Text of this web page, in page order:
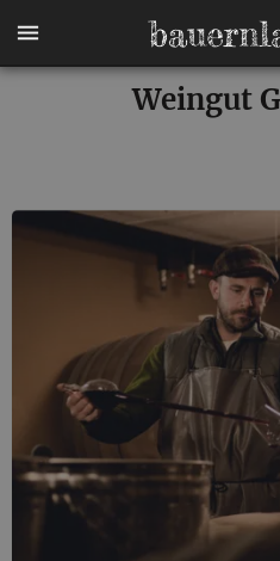
Weingut